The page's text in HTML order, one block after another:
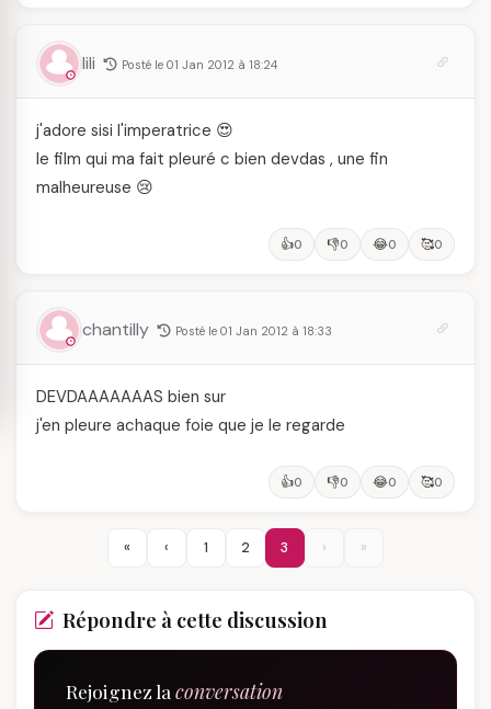
lili Posté le 01 Jan 2012 à 18:24
j'adore sisi l'imperatrice 😍
le film qui ma fait pleuré c bien devdas , une fin
malheureuse 😢
👍0 👎0 😂0 🥰0
chantilly Posté le 01 Jan 2012 à 18:33
DEVDAAAAAAAS bien sur
j'en pleure achaque foie que je le regarde
👍0 👎0 😂0 🥰0
« ‹ 1 2 3 › »
Répondre à cette discussion
Rejoignez la conversation